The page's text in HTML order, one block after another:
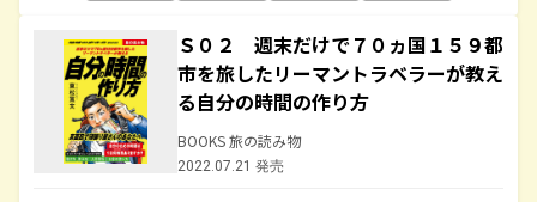
Ｓ０２ 週末だけで７０ヵ国１５９都
市を旅したリーマントラベラーが教え
る自分の時間の作り方
BOOKS 旅の読み物
2022.07.21 発売